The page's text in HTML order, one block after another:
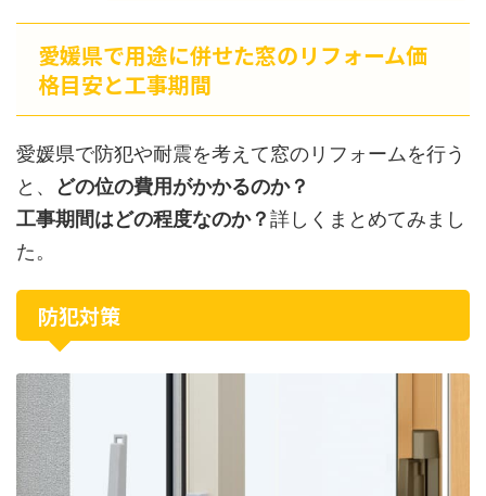
愛媛県で用途に併せた窓のリフォーム価
格目安と工事期間
愛媛県で防犯や耐震を考えて窓のリフォームを行う
と、
どの位の費用がかかるのか？
工事期間はどの程度なのか？詳しくまとめてみまし
た。
防犯対策